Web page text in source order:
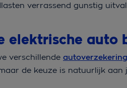
verrassend gunstig
elektrische auto
verschillende
de keuze is natuurlijk aan